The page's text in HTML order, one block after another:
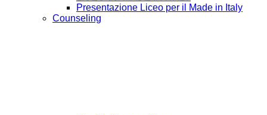
Presentazione Liceo per il Made in Italy
Counseling